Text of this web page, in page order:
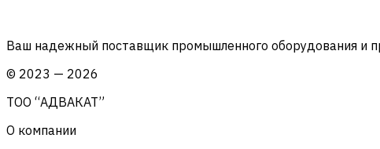
Ваш надежный поставщик промышленного оборудования и
© 2023 — 2026
ТОО “АДВАКАТ”
О компании